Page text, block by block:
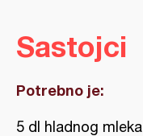
Sastojci
Potrebno je:
5 dl hladnog mleka